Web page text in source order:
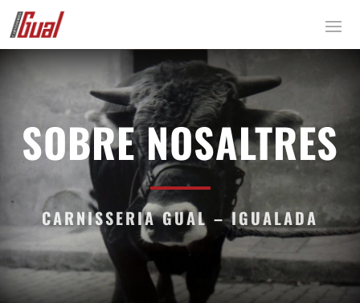
SOBRE NOSALTRES
CARNISSERIA GUAL – IGUALADA